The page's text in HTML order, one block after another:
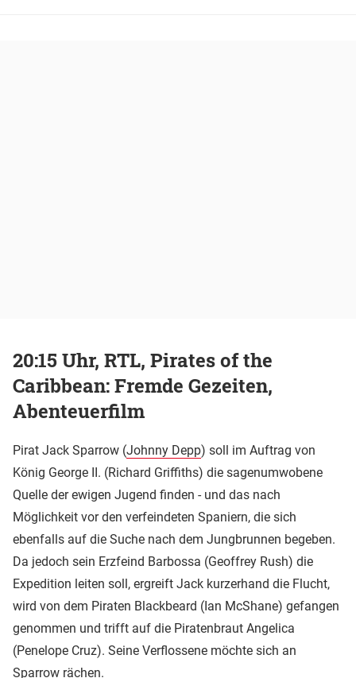
20:15 Uhr, RTL, Pirates of the
Caribbean: Fremde Gezeiten,
Abenteuerfilm
Pirat Jack Sparrow (Johnny Depp) soll im Auftrag von
König George II. (Richard Griffiths) die sagenumwobene
Quelle der ewigen Jugend finden - und das nach
Möglichkeit vor den verfeindeten Spaniern, die sich
ebenfalls auf die Suche nach dem Jungbrunnen begeben.
Da jedoch sein Erzfeind Barbossa (Geoffrey Rush) die
Expedition leiten soll, ergreift Jack kurzerhand die Flucht,
wird von dem Piraten Blackbeard (Ian McShane) gefangen
genommen und trifft auf die Piratenbraut Angelica
(Penelope Cruz). Seine Verflossene möchte sich an
Sparrow rächen.